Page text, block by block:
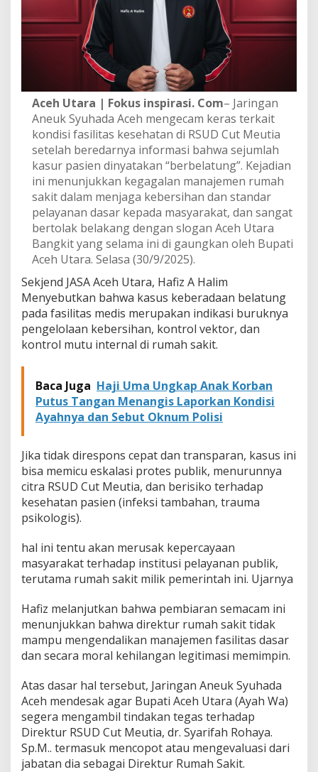
a
C
o
p
o
t
D
i
r
e
t
u
r
R
S
U
D
C
u
t
M
e
u
U
s
a
a
s
u
s
K
u
r
B
e
b
e
l
a
t
n
g
.
Aceh Utara | Fokus inspirasi. Com– Jaringan
Aneuk Syuhada Aceh mengecam keras terkait
kondisi fasilitas kesehatan di RSUD Cut Meutia
setelah beredarnya informasi bahwa sejumlah
kasur pasien dinyatakan “berbelatung”. Kejadian
ini menunjukkan kegagalan manajemen rumah
sakit dalam menjaga kebersihan dan standar
pelayanan dasar kepada masyarakat, dan sangat
bertolak belakang dengan slogan Aceh Utara
Bangkit yang selama ini di gaungkan oleh Bupati
Aceh Utara. Selasa (30/9/2025).
Sekjend JASA Aceh Utara, Hafiz A Halim
Menyebutkan bahwa kasus keberadaan belatung
pada fasilitas medis merupakan indikasi buruknya
pengelolaan kebersihan, kontrol vektor, dan
kontrol mutu internal di rumah sakit.
Baca Juga Haji Uma Ungkap Anak Korban
Putus Tangan Menangis Laporkan Kondisi
Ayahnya dan Sebut Oknum Polisi
Jika tidak direspons cepat dan transparan, kasus ini
bisa memicu eskalasi protes publik, menurunnya
citra RSUD Cut Meutia, dan berisiko terhadap
kesehatan pasien (infeksi tambahan, trauma
psikologis).
hal ini tentu akan merusak kepercayaan
masyarakat terhadap institusi pelayanan publik,
terutama rumah sakit milik pemerintah ini. Ujarnya
Hafiz melanjutkan bahwa pembiaran semacam ini
menunjukkan bahwa direktur rumah sakit tidak
mampu mengendalikan manajemen fasilitas dasar
dan secara moral kehilangan legitimasi memimpin.
Atas dasar hal tersebut, Jaringan Aneuk Syuhada
Aceh mendesak agar Bupati Aceh Utara (Ayah Wa)
segera mengambil tindakan tegas terhadap
Direktur RSUD Cut Meutia, dr. Syarifah Rohaya.
Sp.M.. termasuk mencopot atau mengevaluasi dari
jabatan dia sebagai Direktur Rumah Sakit.